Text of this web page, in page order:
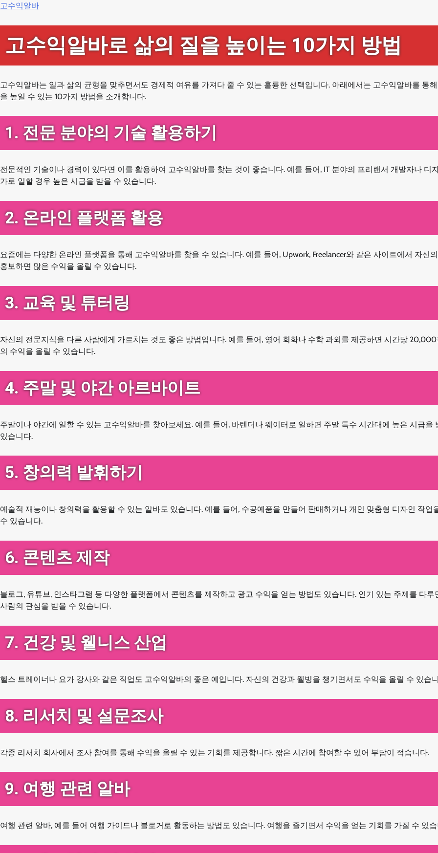
고수익알바
고수익알바로 삶의 질을 높이는 10가지 방법
고수익알바는 일과 삶의 균형을 맞추면서도 경제적 여유를 가져다 줄 수 있는 훌륭한 선택입니다. 아래에서는 고수익알바를 통
을 높일 수 있는 10가지 방법을 소개합니다.
1. 전문 분야의 기술 활용하기
전문적인 기술이나 경력이 있다면 이를 활용하여 고수익알바를 찾는 것이 좋습니다. 예를 들어, IT 분야의 프리랜서 개발자나 디
가로 일할 경우 높은 시급을 받을 수 있습니다.
2. 온라인 플랫폼 활용
요즘에는 다양한 온라인 플랫폼을 통해 고수익알바를 찾을 수 있습니다. 예를 들어, Upwork, Freelancer와 같은 사이트에서 자신
홍보하면 많은 수익을 올릴 수 있습니다.
3. 교육 및 튜터링
자신의 전문지식을 다른 사람에게 가르치는 것도 좋은 방법입니다. 예를 들어, 영어 회화나 수학 과외를 제공하면 시간당
의 수익을 올릴 수 있습니다.
4. 주말 및 야간 아르바이트
주말이나 야간에 일할 수 있는 고수익알바를 찾아보세요. 예를 들어, 바텐더나 웨이터로 일하면 주말 특수 시간대에 높은 시급을
있습니다.
5. 창의력 발휘하기
예술적 재능이나 창의력을 활용할 수 있는 알바도 있습니다. 예를 들어, 수공예품을 만들어 판매하거나 개인 맞춤형 디자인 작업
수 있습니다.
6. 콘텐츠 제작
블로그, 유튜브, 인스타그램 등 다양한 플랫폼에서 콘텐츠를 제작하고 광고 수익을 얻는 방법도 있습니다. 인기 있는 주제를 다루
사람의 관심을 받을 수 있습니다.
7. 건강 및 웰니스 산업
헬스 트레이너나 요가 강사와 같은 직업도 고수익알바의 좋은 예입니다. 자신의 건강과 웰빙을 챙기면서도 수익을 올릴 수 있습
8. 리서치 및 설문조사
각종 리서치 회사에서 조사 참여를 통해 수익을 올릴 수 있는 기회를 제공합니다. 짧은 시간에 참여할 수 있어 부담이 적습니다.
9. 여행 관련 알바
여행 관련 알바, 예를 들어 여행 가이드나 블로거로 활동하는 방법도 있습니다. 여행을 즐기면서 수익을 얻는 기회를 가질 수 있